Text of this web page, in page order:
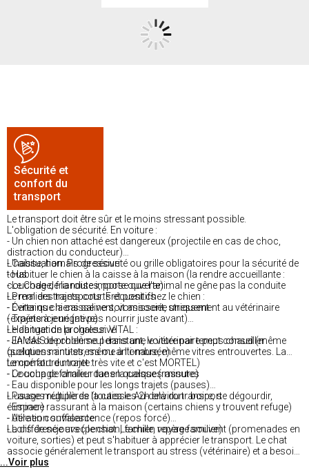
Sécurité et
confort du
transport
Le transport doit être sûr et le moins stressant possible.
L'obligation de sécurité. En voiture :
- Un chien non attaché est dangereux (projectile en cas de choc,
distraction du conducteur)
- Caisse, harnais de sécurité ou grille obligatoires pour la sécurité de
tous
- Le Code de la route impose que l'animal ne gêne pas la conduite
L'habituation. Progressive :
- Habituer le chien à la caisse à la maison (la rendre accueillante :
couchage, friandises, porte ouverte)
- Premiers trajets courts et positifs
- Éviter que la caisse ne soit associée uniquement au vétérinaire
(expérience négative)
Le mal des transports. Fréquent chez le chien :
- Certains chiens salivent, vomissent, stressent
- Trajets à jeun (ne pas nourrir juste avant)
- Habituation progressive
- En cas de problème persistant, le vétérinaire peut conseiller
(solutions anti-stress ou anti-nausée)
Le danger de la chaleur. VITAL :
- JAMAIS de chien seul dans une voiture par temps chaud (même
quelques minutes, même à l'ombre, même vitres entrouvertes. La
température monte très vite et c'est MORTEL)
- Le coup de chaleur tue en quelques minutes
Le confort du trajet :
- Couchage familier dans la caisse (rassure)
- Eau disponible pour les longs trajets (pauses)
- Pauses régulières (toutes les 2h environ : boire, se dégourdir,
éliminer)
- Aération suffisante
L'usage multiple de la caisse. Au-delà du transport :
- Espace rassurant à la maison (certains chiens y trouvent refuge)
- Utile en convalescence (repos forcé)
- Lors de séjours (pension, famille, repère familier)
La différence avec le chat. Le chien voyage souvent (promenades en
voiture, sorties) et peut s'habituer à apprécier le transport. Le chat
associe généralement le transport au stress (vétérinaire) et a besoin
d'une caisse particulièrement rassurante. Les approches diffèrent
...Voir plus